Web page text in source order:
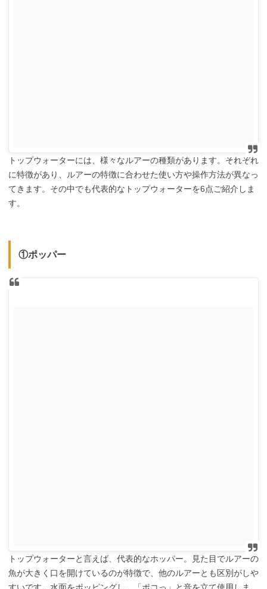
トップウォーターには、様々なルアーの種類があります。それぞれ
に特徴があり、ルアーの特徴に合わせた使い方や操作方法が異なっ
てきます。その中でも代表的なトップウォーターを6点ご紹介しま
す。
①ポッパー
トップウォーターと言えば、代表的なホッパー。見た目でルアーの
魚が大きく口を開けているのが特徴で、他のルアーとも区別がしや